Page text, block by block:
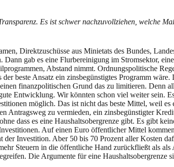
Es ist schwer nachzuvollziehen, welche
Direktzuschüsse aus Minietats des Bundes,
Dann gab es eine Flurbereinigung im Stromsektor,
Abstand nimmt. Ordnungspolitische
beste Ansatz ein zinsbegünstigtes Programm wäre.
finanzpolitischen Grund das zu limitieren. Denn
Entwicklung. Wir könnten schon viel weiter sein.
möglich. Das ist nicht das beste Mittel, weil es
Antragsweg zu vermieden, ein zinsbegünstigter
dass es eine Haushaltsobergrenze gibt. Es gibt
Auf einen Euro öffentlicher Mittel
Investition. Aber 50 bis 70 Prozent aller Kosten
Steuern in die öffentliche Hand zurückfließt als
Die Argumente für eine Haushaltsobergrenze